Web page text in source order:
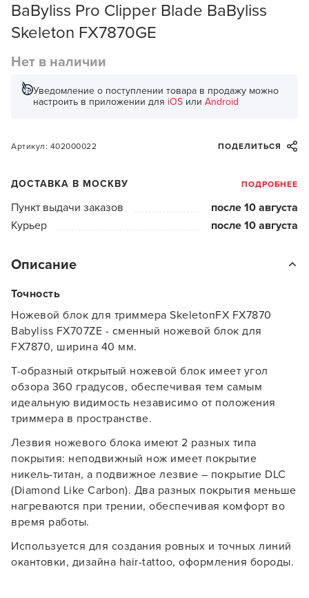
BaByliss Pro Clipper Blade BaByliss
Skeleton FX7870GE
Нет в наличии
Уведомление о поступлении товара в продажу можно
настроить в приложении для iOS или Android
Артикул: 402000022 ПОДЕЛИТЬСЯ
ДОСТАВКА В МОСКВУ ПОДРОБНЕЕ
Пункт выдачи заказов
после 10 августа
Курьер
после 10 августа
Описание
Точность
Ножевой блок для триммера SkeletonFX FX7870
Babyliss FX707ZE - сменный ножевой блок для
FX7870, ширина 40 мм.
Т-образный открытый ножевой блок имеет угол
обзора 360 градусов, обеспечивая тем самым
идеальную видимость независимо от положения
триммера в пространстве.
Лезвия ножевого блока имеют 2 разных типа
покрытия: неподвижный нож имеет покрытие
никель-титан, а подвижное лезвие – покрытие DLC
(Diamond Like Carbon). Два разных покрытия меньше
нагреваются при трении, обеспечивая комфорт во
время работы.
Используется для создания ровных и точных линий
окантовки, дизайна hair-tattoo, оформления бороды.